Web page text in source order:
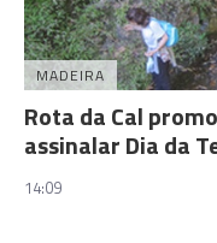
MADEIRA
Rota da Cal
assinalar Dia da
14:09